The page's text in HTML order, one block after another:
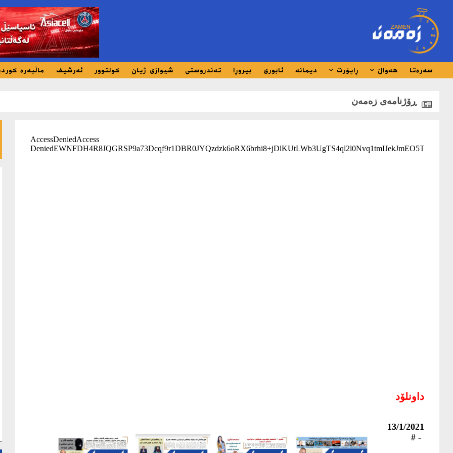
سەرەتا هەواڵ ڕاپۆرت دیمانە ئابوری بیروڕا تەندروستی شیوازی ژیان کولتوور ئەرشیف ماڵپەرە
ڕۆژنامەی زەمەن
داونلۆد
13/1/2021
- #